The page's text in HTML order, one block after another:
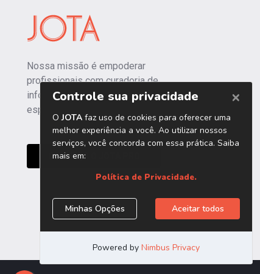
Nossa missão é empoderar
profissionais com curadoria de
informações independentes e
especializadas.
CONHEÇA O JOTA PRO